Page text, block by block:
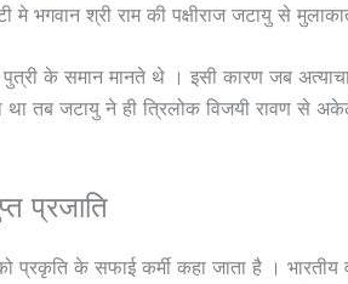
भगवान श्री राम की पक्षीराज जटायु से
पुत्री के समान मानते थे । इसी कारण जब
तब जटायु ने ही त्रिलोक विजयी रावण से
प्रजाति
को प्रकृति के सफाई कर्मी कहा जाता है ।